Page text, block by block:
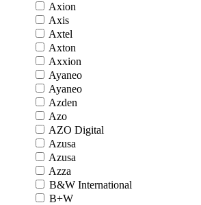
Axion
Axis
Axtel
Axton
Axxion
Ayaneo
Ayaneo
Azden
Azo
AZO Digital
Azusa
Azusa
Azza
B&W International
B+W